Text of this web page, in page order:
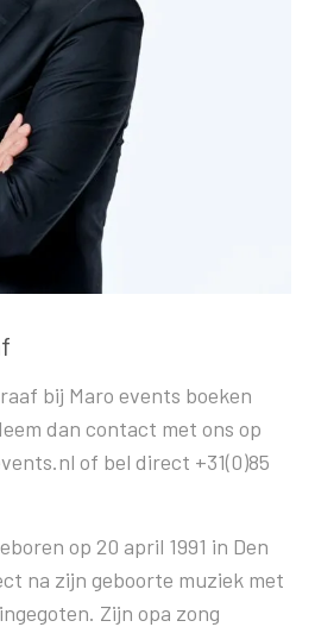
bij Maro events boeken
dan contact met ons op
of bel direct +31(0)85
op 20 april 1991 in Den
na zijn geboorte muziek met
Zijn opa zong